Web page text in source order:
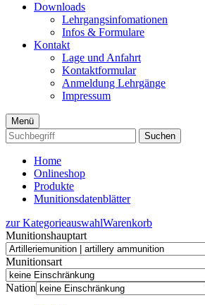
Downloads
Lehrgangsinfomationen
Infos & Formulare
Kontakt
Lage und Anfahrt
Kontaktformular
Anmeldung Lehrgänge
Impressum
Menü
Suchen
Home
Onlineshop
Produkte
Munitionsdatenblätter
zur KategorieauswahlWarenkorb
Munitionshauptart
Munitionsart
Nation